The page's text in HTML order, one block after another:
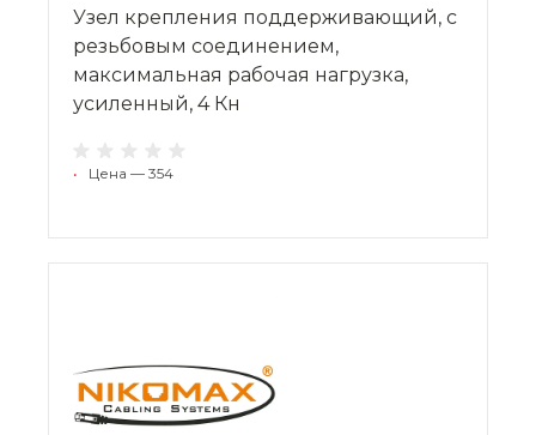
Узел крепления поддерживающий, с
резьбовым соединением,
максимальная рабочая нагрузка,
усиленный, 4 Кн
• Цена — 354